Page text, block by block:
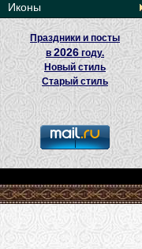
Иконы
Праздники и посты
в2026 году.
Новый стиль
Старый стиль